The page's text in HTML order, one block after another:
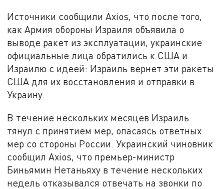
Источники сообщили Axios, что после того,
как Армия обороны Израиля объявила о
выводе ракет из эксплуатации, украинские
официальные лица обратились к США и
Израилю с идеей: Израиль вернет эти ракеты
США для их восстановления и отправки в
Украину.
В течение нескольких месяцев Израиль
тянул с принятием мер, опасаясь ответных
мер со стороны России. Украинский чиновник
сообщил Axios, что премьер-министр
Биньямин Нетаньяху в течение нескольких
недель отказывался отвечать на звонки по